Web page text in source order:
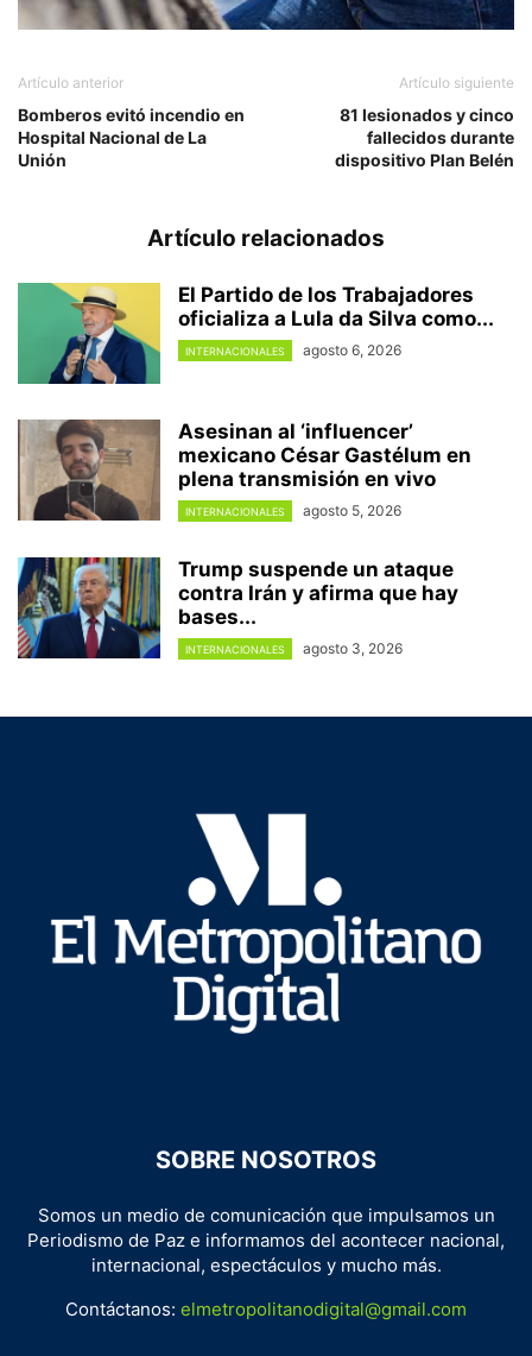
Artículo anterior
Bomberos evitó incendio en
Hospital Nacional de La
Unión
Artículo siguiente
81 lesionados y cinco
fallecidos durante
dispositivo Plan Belén
Artículo relacionados
El Partido de los Trabajadores
oficializa a Lula da Silva como...
INTERNACIONALES agosto 6, 2026
Asesinan al ‘influencer’
mexicano César Gastélum en
plena transmisión en vivo
INTERNACIONALES agosto 5, 2026
Trump suspende un ataque
contra Irán y afirma que hay
bases...
INTERNACIONALES agosto 3, 2026
SOBRE NOSOTROS
Somos un medio de comunicación que impulsamos un
Periodismo de Paz e informamos del acontecer nacional,
internacional, espectáculos y mucho más.
Contáctanos: elmetropolitanodigital@gmail.com